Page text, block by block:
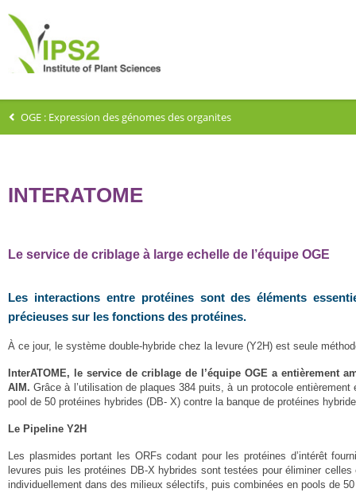
OGE : Expression des génomes des organites
INTERATOME
Le service de criblage à large echelle de l’équipe OGE
Les interactions entre protéines sont des éléments
précieuses sur les fonctions des protéines.
À ce jour, le système double-hybride chez la levure (Y2H) est seule
InterATOME, le service de criblage de l’équipe OGE a entièrement
AIM.Grâce à l’utilisation de plaques 384 puits, à un protocole
pool de 50 protéines hybrides (DB- X) contre la banque de protéines
Le Pipeline Y2H
Les plasmides portant les ORFs codant pour les protéines d’intérêt
levures puis les protéines DB-X hybrides sont testées pour éliminer
individuellement dans des milieux sélectifs, puis combinées en pools de